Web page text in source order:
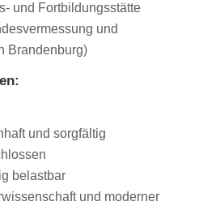
und Fortbildungsstätte
und
Brandenburg)
und sorgfältig
belastbar
und moderner